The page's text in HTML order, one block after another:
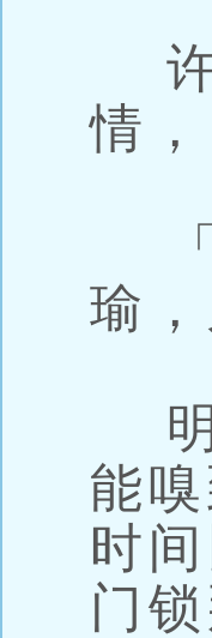
许
情
「
瑜
明
能
时
门